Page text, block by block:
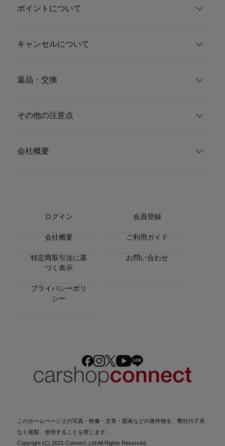
ポイントについて
キャンセルについて
返品・交換
その他の注意点
会社概要
ログイン 会員登録
会社概要 ご利用ガイド
特定商取引法に基
づく表示
お問い合わせ
プライバシーポリ
シー
このホームページ上の写真・映像・文章・図表などの著作物を、弊社の了承
なく複製、使用することを禁じます。
Copyright (C) 2021 Connect.,Ltd All Rights Reserved.